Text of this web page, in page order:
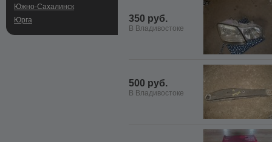
Южно-Сахалинск
Юрга
350 руб.
В Владивостоке
500 руб.
В Владивостоке